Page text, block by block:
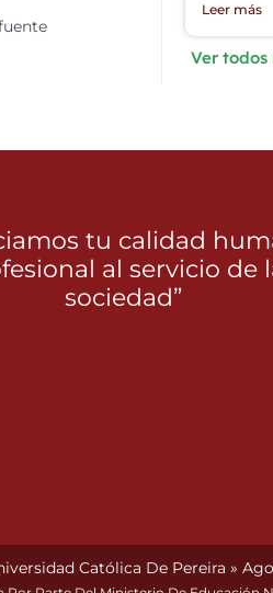
Leer más
Ver todos
tu calidad
al servicio de
sociedad”
Católica De Pereira »